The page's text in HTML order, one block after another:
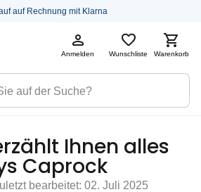
auf Rechnung mit Klarna
Anmelden Wunschliste Warenkorb
Ihnen alles
Caprock
bearbeitet: 02. Juli 2025